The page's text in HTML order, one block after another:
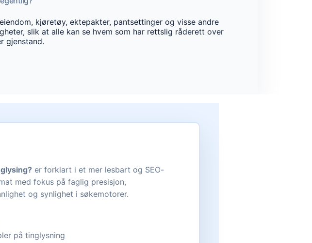
kjøretøy, ektepakter, pantsettinger og visse andre
slik at alle kan se hvem som har rettslig råderett over
gjenstand.
er forklart i et mer lesbart og SEO-
med fokus på faglig presisjon,
og synlighet i søkemotorer.
på tinglysning